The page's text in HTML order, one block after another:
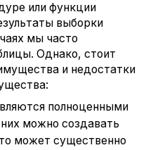
или функции
выборки
мы часто
Однако, стоит
и недостатки
полноценными
можно создавать
может существенно